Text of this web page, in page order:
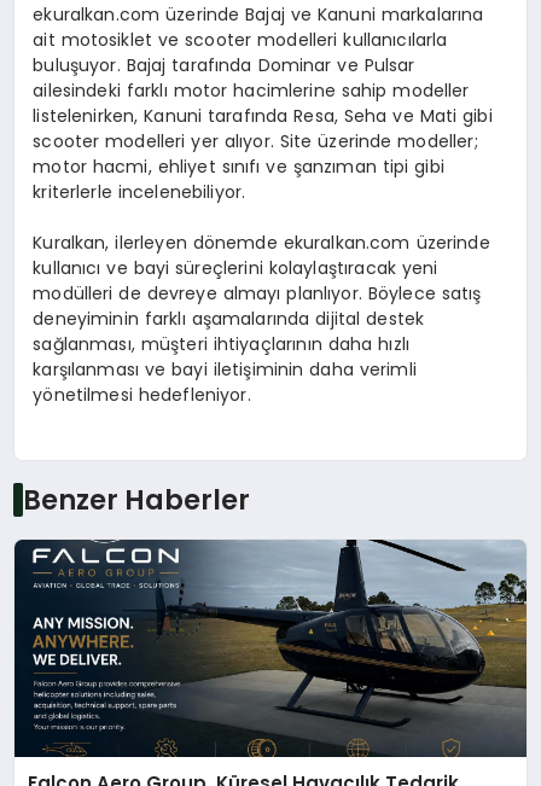
ekuralkan.com üzerinde Bajaj ve Kanuni markalarına
ait motosiklet ve scooter modelleri kullanıcılarla
buluşuyor. Bajaj tarafında Dominar ve Pulsar
ailesindeki farklı motor hacimlerine sahip modeller
listelenirken, Kanuni tarafında Resa, Seha ve Mati gibi
scooter modelleri yer alıyor. Site üzerinde modeller;
motor hacmi, ehliyet sınıfı ve şanzıman tipi gibi
kriterlerle incelenebiliyor.
Kuralkan, ilerleyen dönemde ekuralkan.com üzerinde
kullanıcı ve bayi süreçlerini kolaylaştıracak yeni
modülleri de devreye almayı planlıyor. Böylece satış
deneyiminin farklı aşamalarında dijital destek
sağlanması, müşteri ihtiyaçlarının daha hızlı
karşılanması ve bayi iletişiminin daha verimli
yönetilmesi hedefleniyor.
Benzer Haberler